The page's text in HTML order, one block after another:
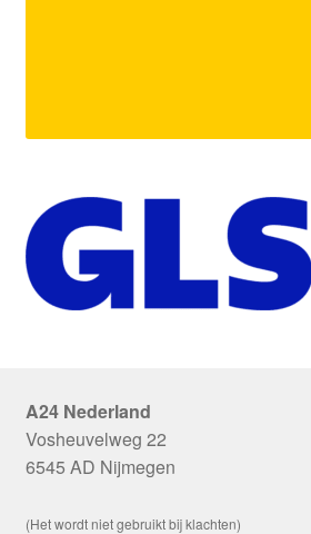
A24 Nederland
Vosheuvelweg 22
6545 AD Nijmegen
(Het wordt niet gebruikt bij klachten)